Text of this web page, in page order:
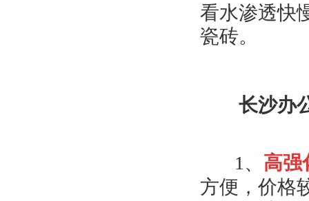
看水渗透快
瓷砖。
长沙办
1 、 高强
方便，价格